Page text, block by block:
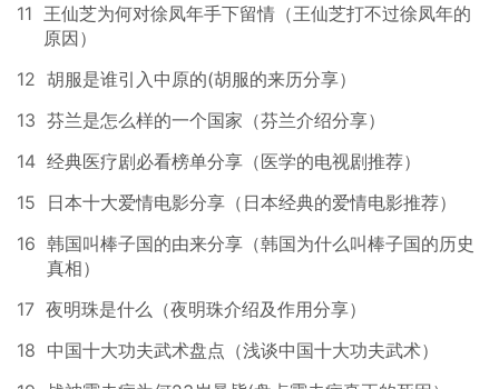
11 王仙芝为何对徐凤年手下留情（王仙芝打不过徐凤年的
原因）
12 胡服是谁引入中原的(胡服的来历分享）
13 芬兰是怎么样的一个国家（芬兰介绍分享）
14 经典医疗剧必看榜单分享（医学的电视剧推荐）
15
日本十大爱情电影分享（日本经典的爱情电影推荐）
16 韩国叫棒子国的由来分享（韩国为什么叫棒子国的历史
真相）
17 夜明珠是什么（夜明珠介绍及作用分享）
18 中国十大功夫武术盘点（浅谈中国十大功夫武术）